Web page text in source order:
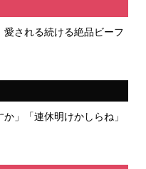
される続ける絶品ビーフ
」「連休明けかしらね」